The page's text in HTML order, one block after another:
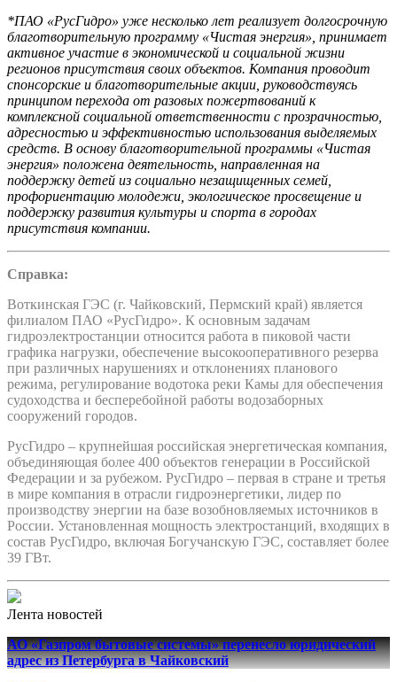
*ПАО «РусГидро» уже несколько лет реализует долгосрочную
благотворительную программу «Чистая энергия», принимает
активное участие в экономической и социальной жизни
регионов присутствия своих объектов. Компания проводит
спонсорские и благотворительные акции, руководствуясь
принципом перехода от разовых пожертвований к
комплексной социальной ответственности с прозрачностью,
адресностью и эффективностью использования выделяемых
средств. В основу благотворительной программы «Чистая
энергия» положена деятельность, направленная на
поддержку детей из социально незащищенных семей,
профориентацию молодежи, экологическое просвещение и
поддержку развития культуры и спорта в городах
присутствия компании.
Справка:
Воткинская ГЭС (г. Чайковский, Пермский край) является
филиалом ПАО «РусГидро». К основным задачам
гидроэлектростанции относится работа в пиковой части
графика нагрузки, обеспечение высокооперативного резерва
при различных нарушениях и отклонениях планового
режима, регулирование водотока реки Камы для обеспечения
судоходства и бесперебойной работы водозаборных
сооружений городов.
РусГидро – крупнейшая российская энергетическая компания,
объединяющая более 400 объектов генерации в Российской
Федерации и за рубежом. РусГидро – первая в стране и третья
в мире компания в отрасли гидроэнергетики, лидер по
производству энергии на базе возобновляемых источников в
России. Установленная мощность электростанций, входящих в
состав РусГидро, включая Богучанскую ГЭС, составляет более
39 ГВт.
Лента новостей
АО «Газпром бытовые системы» перенесло юридический
адрес из Петербурга в Чайковский